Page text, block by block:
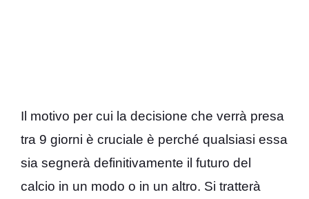
Il motivo per cui la decisione che verrà presa
tra 9 giorni è cruciale è perché qualsiasi essa
sia segnerà definitivamente il futuro del
calcio in un modo o in un altro. Si tratterà